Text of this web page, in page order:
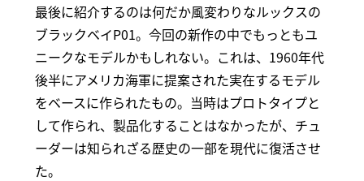
最後に紹介するのは何だか風変わりなルックスの
ブラックベイP01。今回の新作の中でもっともユ
ニークなモデルかもしれない。これは、1960年代
後半にアメリカ海軍に提案された実在するモデル
をベースに作られたもの。当時はプロトタイプと
して作られ、製品化することはなかったが、チュ
ーダーは知られざる歴史の一部を現代に復活させ
た。